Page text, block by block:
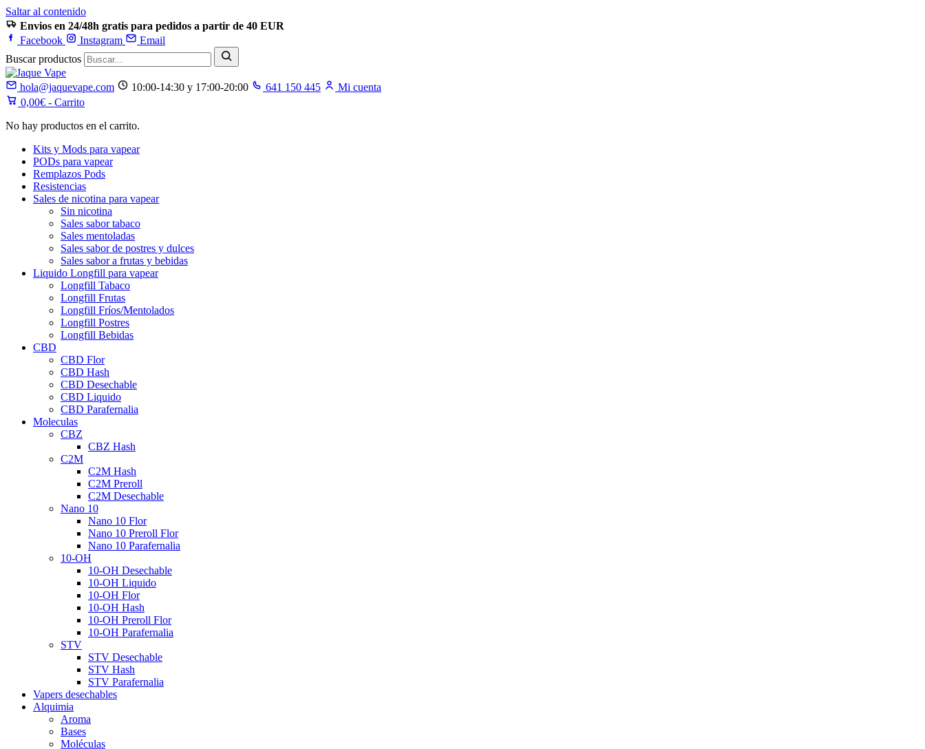
Saltar al contenido
Envios en 24/48h gratis para pedidos a partir de 40 EUR
Facebook
Instagram
Email
Buscar productos
hola@jaquevape.com 10:00-14:30 y 17:00-20:00 641 150 445
Mi cuenta
0,00€ - Carrito
No hay productos en el carrito.
Kits y Mods para vapear
PODs para vapear
Remplazos Pods
Resistencias
Sales de nicotina para vapear
Sin nicotina
Sales sabor tabaco
Sales mentoladas
Sales sabor de postres y dulces
Sales sabor a frutas y bebidas
Liquido Longfill para vapear
Longfill Tabaco
Longfill Frutas
Longfill Fríos/Mentolados
Longfill Postres
Longfill Bebidas
CBD
CBD Flor
CBD Hash
CBD Desechable
CBD Liquido
CBD Parafernalia
Moleculas
CBZ
CBZ Hash
C2M
C2M Hash
C2M Preroll
C2M Desechable
Nano 10
Nano 10 Flor
Nano 10 Preroll Flor
Nano 10 Parafernalia
10-OH
10-OH Desechable
10-OH Liquido
10-OH Flor
10-OH Hash
10-OH Preroll Flor
10-OH Parafernalia
STV
STV Desechable
STV Hash
STV Parafernalia
Vapers desechables
Alquimia
Aroma
Bases
Moléculas